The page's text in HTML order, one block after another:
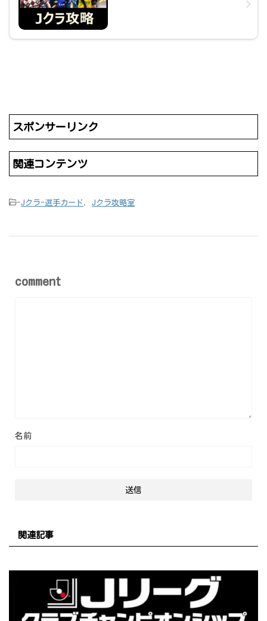
スポンサーリンク
関連コンテンツ
-Jクラ-選手カード , Jクラ攻略室
comment
名前
関連記事